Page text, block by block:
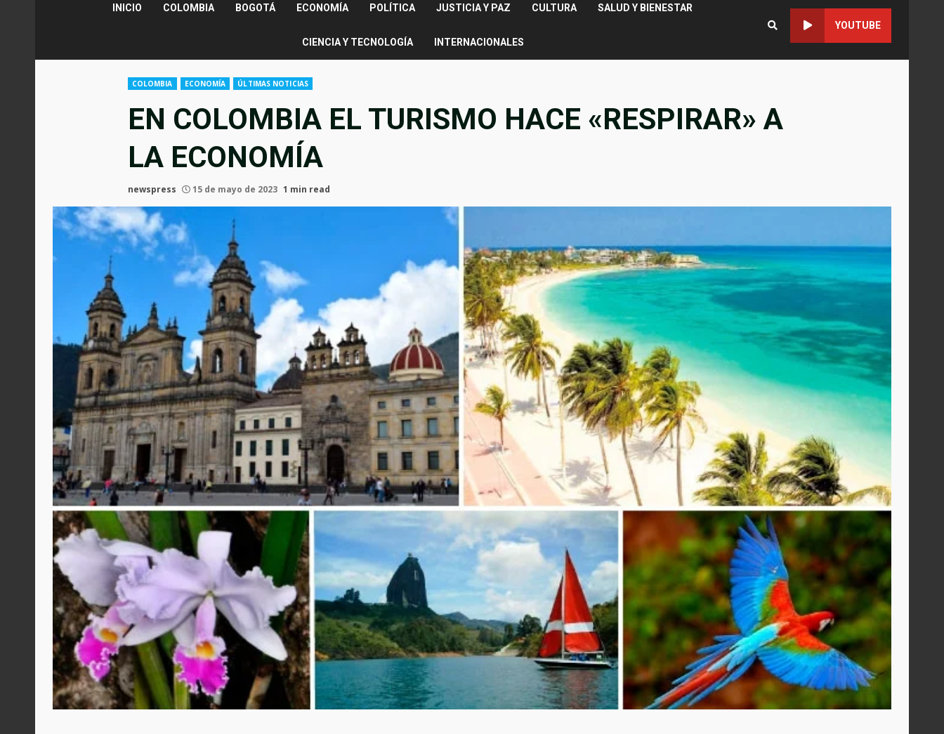
INICIO COLOMBIA BOGOTÁ ECONOMÍA POLÍTICA JUSTICIA Y PAZ CULTURA SALUD Y BIENESTAR
CIENCIA Y TECNOLOGÍA INTERNACIONALES
YOUTUBE
COLOMBIA ECONOMÍA ÚLTIMAS NOTICIAS
EN COLOMBIA EL TURISMO HACE «RESPIRAR» A
LA ECONOMÍA
newspress 15 de mayo de 2023 1 min read